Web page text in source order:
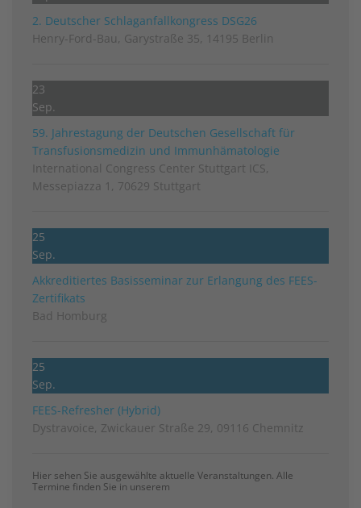
2. Deutscher Schlag­anfall­kongress DSG26
Henry-Ford-Bau, Garystraße 35, 14195 Berlin
23
Sep.
59. Jahrestagung der Deutschen Gesellschaft für
Transfusionsmedizin und Immunhämatologie
International Congress Center Stuttgart ICS,
Messepiazza 1, 70629 Stuttgart
25
Sep.
Akkreditiertes Basisseminar zur Erlangung des FEES-
Zertifikats
Bad Homburg
25
Sep.
FEES-Refresher (Hybrid)
Dystravoice, Zwickauer Straße 29, 09116 Chemnitz
Hier sehen Sie ausgewählte aktuelle Veranstaltungen. Alle
Termine finden Sie in unserem